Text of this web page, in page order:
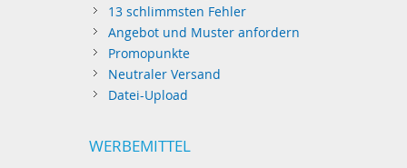
13 schlimmsten Fehler
Angebot und Muster anfordern
Promopunkte
Neutraler Versand
Datei-Upload
WERBEMITTEL